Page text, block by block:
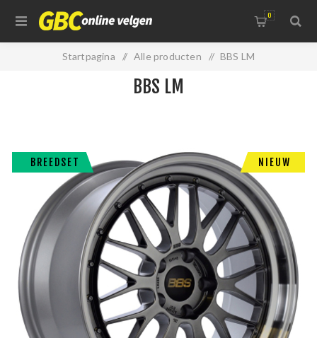
0
Startpagina / Alle producten / BBS LM
BREEDSET NIEUW
BBS LM